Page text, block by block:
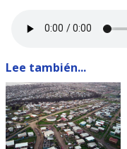
Lee también...